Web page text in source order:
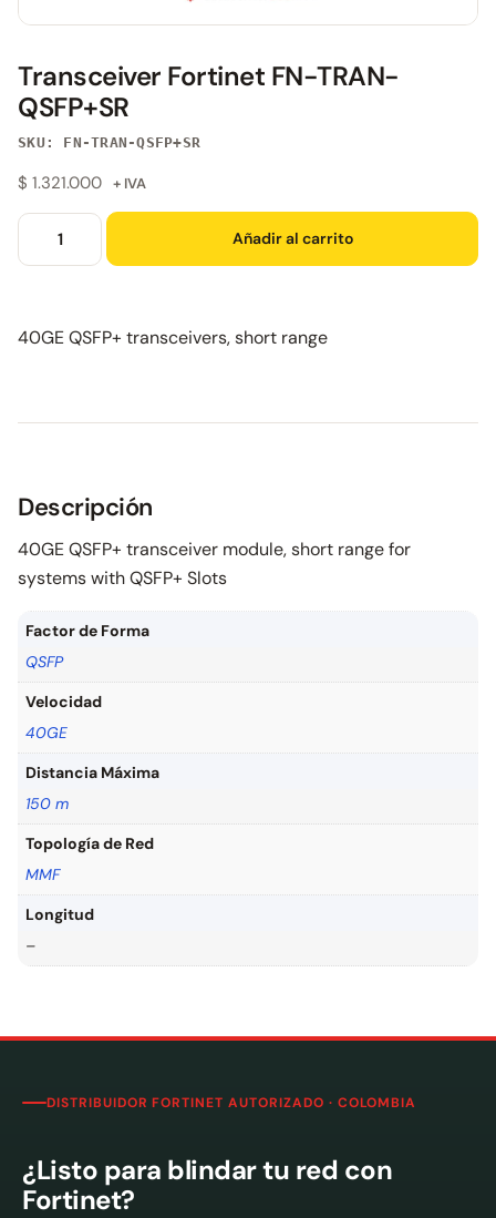
Transceiver Fortinet FN-TRAN-
QSFP+SR
SKU: FN-TRAN-QSFP+SR
$ 1.321.000 + IVA
Añadir al carrito
40GE QSFP+ transceivers, short range
Descripción
40GE QSFP+ transceiver module, short range for
systems with QSFP+ Slots
Factor de Forma
QSFP
Velocidad
40GE
Distancia Máxima
150 m
Topología de Red
MMF
Longitud
–
DISTRIBUIDOR FORTINET AUTORIZADO · COLOMBIA
¿Listo para blindar tu red con
Fortinet?